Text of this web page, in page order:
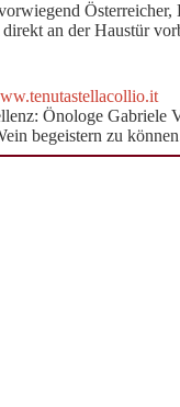
Österreicher,
an der Haustür
Önologe Gabriele
begeistern zu